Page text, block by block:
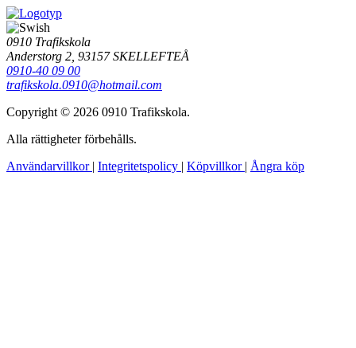
0910 Trafikskola
Anderstorg 2, 93157 SKELLEFTEÅ
0910-40 09 00
trafikskola.0910@hotmail.com
Copyright © 2026 0910 Trafikskola.
Alla rättigheter förbehålls.
Användarvillkor | Integritetspolicy | Köpvillkor | Ångra köp